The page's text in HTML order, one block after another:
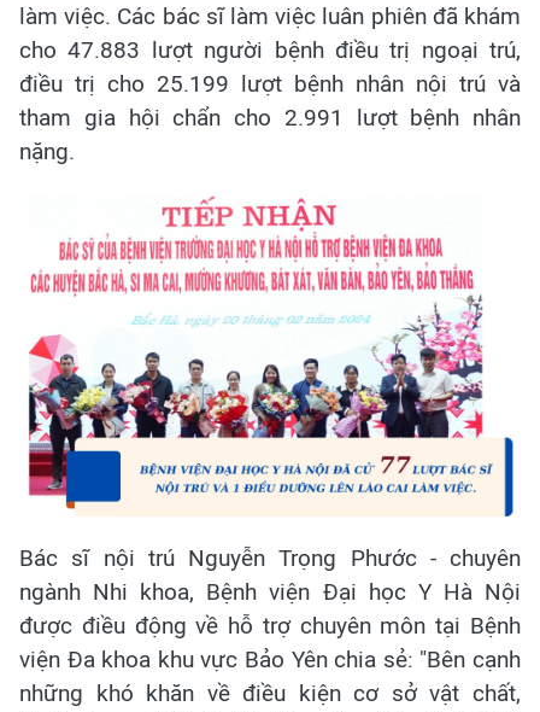
làm việc. Các bác sĩ làm việc luân phiên đã khám
cho 47.883 lượt người bệnh điều trị ngoại trú,
điều trị cho 25.199 lượt bệnh nhân nội trú và
tham gia hội chẩn cho 2.991 lượt bệnh nhân
nặng.
Bác sĩ nội trú Nguyễn Trọng Phước - chuyên
ngành Nhi khoa, Bệnh viện Đại học Y Hà Nội
được điều động về hỗ trợ chuyên môn tại Bệnh
viện Đa khoa khu vực Bảo Yên chia sẻ: "Bên cạnh
những khó khăn về điều kiện cơ sở vật chất,